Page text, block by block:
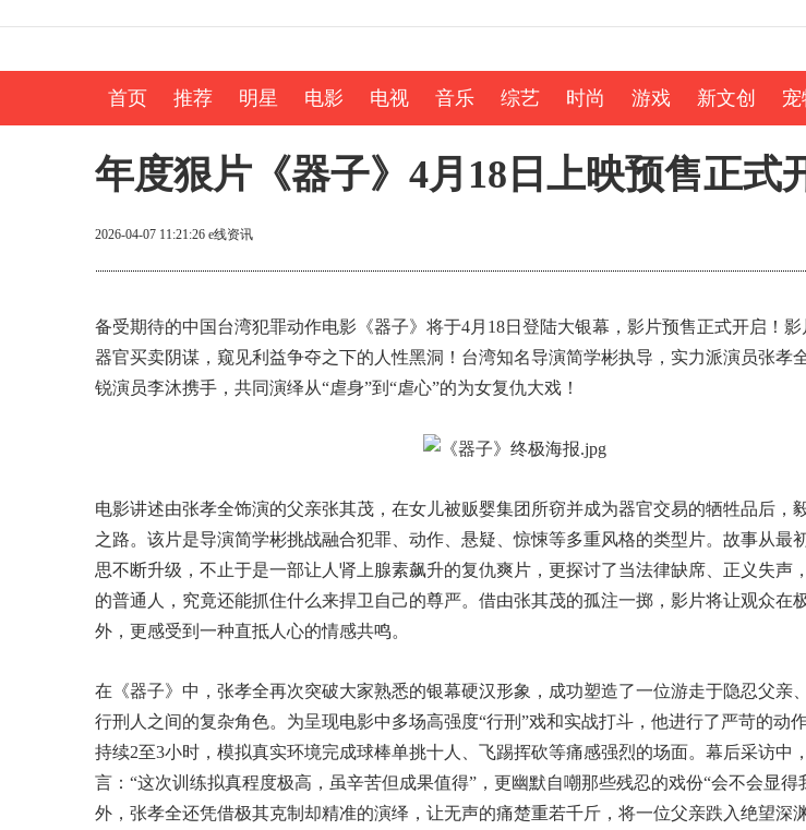
首页 推荐 明星 电影 电视 音乐 综艺 时尚 游戏 新文创 宠
年度狠片《器子》4月18日上映预售正式
2026-04-07 11:21:26 e线资讯
备受期待的中国台湾犯罪动作电影《器子》将于4月18日登陆大银幕，影片预售正式开启！
器官买卖阴谋，窥见利益争夺之下的人性黑洞！台湾知名导演简学彬执导，实力派演员张孝
锐演员李沐携手，共同演绎从“虐身”到“虐心”的为女复仇大戏！
电影讲述由张孝全饰演的父亲张其茂，在女儿被贩婴集团所窃并成为器官交易的牺牲品后，
之路。该片是导演简学彬挑战融合犯罪、动作、悬疑、惊悚等多重风格的类型片。故事从最
思不断升级，不止于是一部让人肾上腺素飙升的复仇爽片，更探讨了当法律缺席、正义失声
的普通人，究竟还能抓住什么来捍卫自己的尊严。借由张其茂的孤注一掷，影片将让观众在
外，更感受到一种直抵人心的情感共鸣。
在《器子》中，张孝全再次突破大家熟悉的银幕硬汉形象，成功塑造了一位游走于隐忍父亲
行刑人之间的复杂角色。为呈现电影中多场高强度“行刑”戏和实战打斗，他进行了严苛的动
持续2至3小时，模拟真实环境完成球棒单挑十人、飞踢挥砍等痛感强烈的场面。幕后采访中
言：“这次训练拟真程度极高，虽辛苦但成果值得”，更幽默自嘲那些残忍的戏份“会不会显得
外，张孝全还凭借极其克制却精准的演绎，让无声的痛楚重若千斤，将一位父亲跌入绝望深